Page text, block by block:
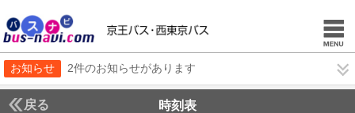
お知らせ 2件のお知らせがあります
戻る 時刻表